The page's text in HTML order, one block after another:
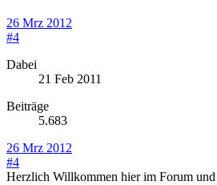
26 Mrz 2012
#4
Dabei
21 Feb 2011
Beiträge
5.683
26 Mrz 2012
#4
Herzlich Willkommen hier im Forum